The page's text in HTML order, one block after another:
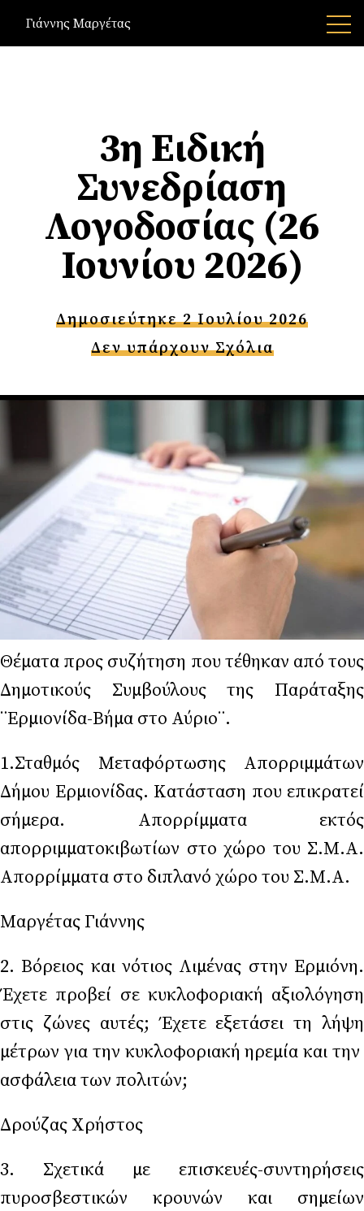
Γιάννης Μαργέτας
3η Ειδική
Συνεδρίαση
Λογοδοσίας (26
Ιουνίου 2026)
Δημοσιεύτηκε 2 Ιουλίου 2026
Δεν υπάρχουν Σχόλια
Θέματα προς συζήτηση που τέθηκαν από τους
Δημοτικούς Συμβούλους της Παράταξης
¨Ερμιονίδα-Βήμα στο Αύριο¨.
1.Σταθμός Μεταφόρτωσης Απορριμμάτων
Δήμου Ερμιονίδας. Κατάσταση που επικρατεί
σήμερα. Απορρίμματα εκτός
απορριμματοκιβωτίων στο χώρο του Σ.Μ.Α.
Απορρίμματα στο διπλανό χώρο του Σ.Μ.Α.
Μαργέτας Γιάννης
2. Βόρειος και νότιος Λιμένας στην Ερμιόνη.
Έχετε προβεί σε κυκλοφοριακή αξιολόγηση
στις ζώνες αυτές; Έχετε εξετάσει τη λήψη
μέτρων για την κυκλοφοριακή ηρεμία και την
ασφάλεια των πολιτών;
Δρούζας Χρήστος
3. Σχετικά με επισκευές-συντηρήσεις
πυροσβεστικών κρουνών και σημείων